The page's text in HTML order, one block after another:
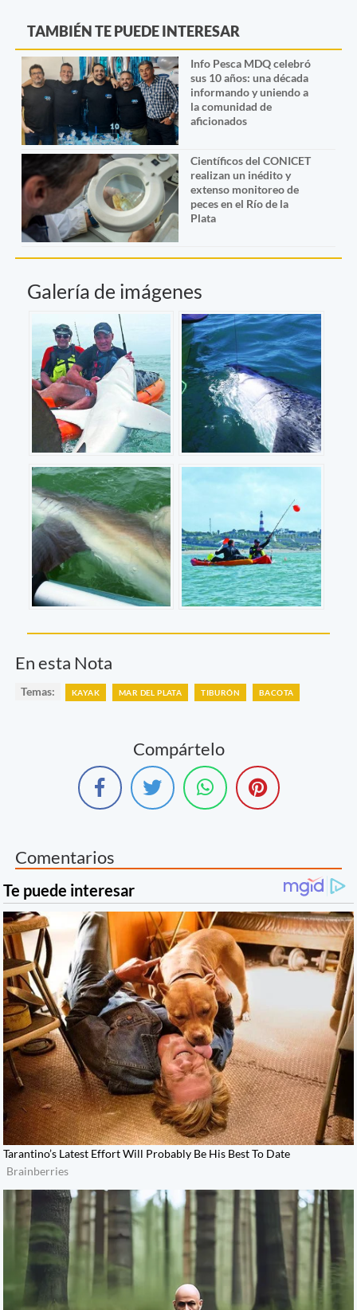
TAMBIÉN TE PUEDE INTERESAR
Info Pesca MDQ celebró
sus 10 años: una década
informando y uniendo a
la comunidad de
aficionados
Científicos del CONICET
realizan un inédito y
extenso monitoreo de
peces en el Río de la
Plata
Galería de imágenes
En esta Nota
Temas: KAYAK MAR DEL PLATA TIBURÓN BACOTA
Compártelo
Comentarios